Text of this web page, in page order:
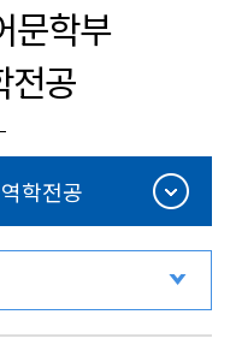
문학부
전공
학전공